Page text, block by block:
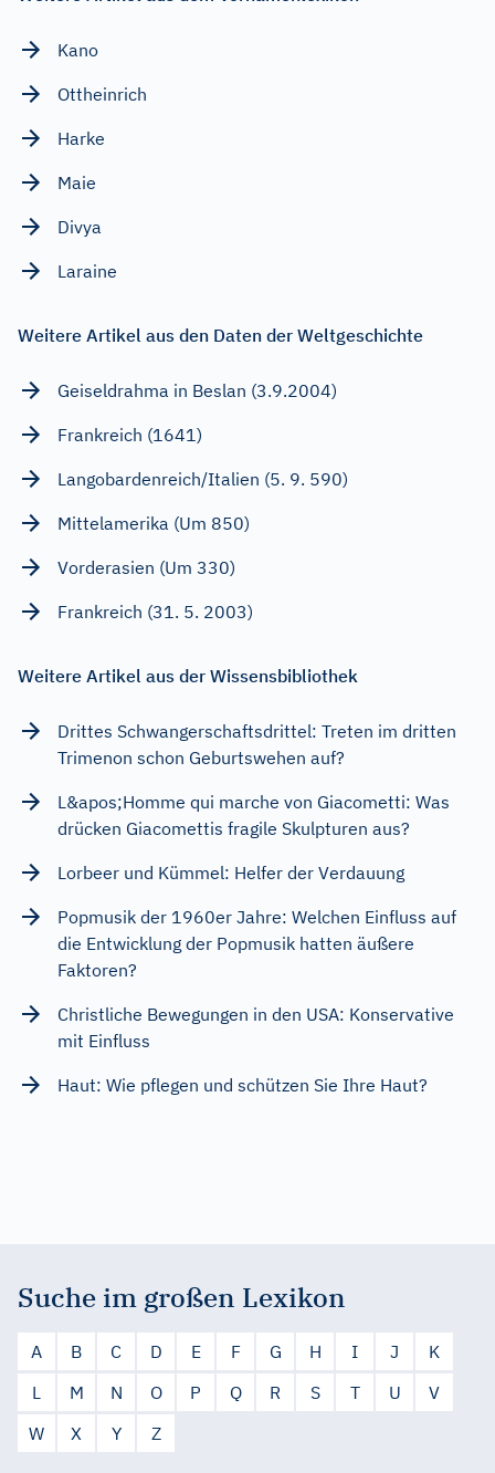
Kano
Ottheinrich
Harke
Maie
Divya
Laraine
Weitere Artikel aus den Daten der Weltgeschichte
Geiseldrahma in Beslan (3.9.2004)
Frankreich (1641)
Langobardenreich/Italien (5. 9. 590)
Mittelamerika (Um 850)
Vorderasien (Um 330)
Frankreich (31. 5. 2003)
Weitere Artikel aus der Wissensbibliothek
Drittes Schwangerschaftsdrittel: Treten im dritten
Trimenon schon Geburtswehen auf?
L&apos;Homme qui marche von Giacometti: Was
drücken Giacomettis fragile Skulpturen aus?
Lorbeer und Kümmel: Helfer der Verdauung
Popmusik der 1960er Jahre: Welchen Einfluss auf
die Entwicklung der Popmusik hatten äußere
Faktoren?
Christliche Bewegungen in den USA: Konservative
mit Einfluss
Haut: Wie pflegen und schützen Sie Ihre Haut?
Suche im großen Lexikon
A B C D E F G H I J
K
L
M N O P Q R S T U
V
W
X Y Z